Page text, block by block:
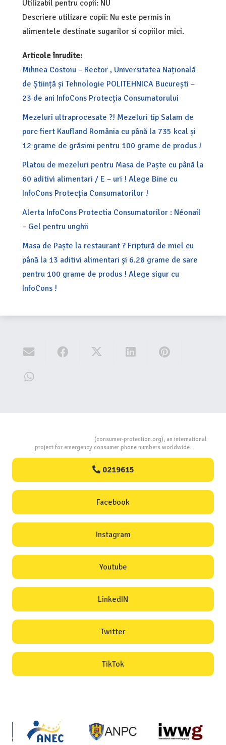
Utilizabil pentru copii: NU
Descriere utilizare copii: Nu este permis in
alimentele destinate sugarilor si copiilor mici.
Articole înrudite:
Mihnea Costoiu – Rector , Universitatea Națională
de Știință și Tehnologie POLITEHNICA București –
23 de ani InfoCons Protecția Consumatorului
Mezeluri ultraprocesate ?! Mezeluri tip Salam de
porc fiert Kaufland România cu până la 735 kcal și
12 grame de grăsimi pentru 100 grame de produs !
Platou de mezeluri pentru Masa de Paște cu până la
60 aditivi alimentari / E – uri ! Alege Bine cu
InfoCons Protecția Consumatorilor !
Alerta InfoCons Protectia Consumatorilor : Néonail
– Gel pentru unghii
Masa de Paște la restaurant ? Friptură de miel cu
până la 13 aditivi alimentari și 6.28 grame de sare
pentru 100 grame de produs ! Alege sigur cu
InfoCons !
(consumer-protection.org), an international
project for emergency consumer phone numbers worldwide.
0219615
Facebook
Instagram
Youtube
LinkedIN
Twitter
TikTok